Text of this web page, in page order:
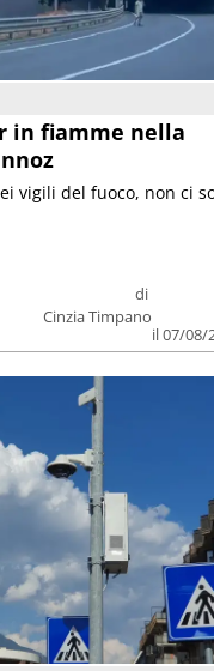
in fiamme nella
di
Cinzia Timpano
il 07/08/
vigili del fuoco, non ci